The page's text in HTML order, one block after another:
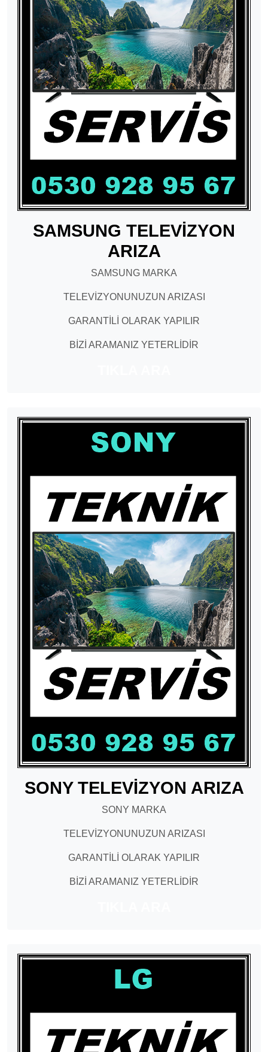
SAMSUNG TELEVİZYON
ARIZA
SAMSUNG MARKA
TELEVİZYONUNUZUN ARIZASI
GARANTİLİ OLARAK YAPILIR
BİZİ ARAMANIZ YETERLİDİR
SONY TELEVİZYON ARIZA
SONY MARKA
TELEVİZYONUNUZUN ARIZASI
GARANTİLİ OLARAK YAPILIR
BİZİ ARAMANIZ YETERLİDİR